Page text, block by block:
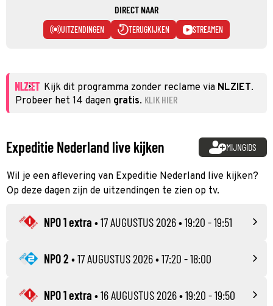
DIRECT NAAR
UITZENDINGEN TERUGKIJKEN STREAMEN
Kijk dit programma zonder reclame via NLZIET.
Probeer het 14 dagen gratis. KLIK HIER
Expeditie Nederland live kijken MIJNGIDS
Wil je een aflevering van Expeditie Nederland live kijken?
Op deze dagen zijn de uitzendingen te zien op tv.
NPO 1 extra •17 AUGUSTUS 2026• 19:20 - 19:51
NPO 2 •17 AUGUSTUS 2026• 17:20 - 18:00
NPO 1 extra •16 AUGUSTUS 2026• 19:20 - 19:50